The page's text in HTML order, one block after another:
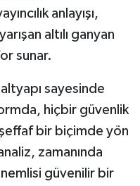
anlayışı,
altılı ganyan
sunar.
sayesinde
hiçbir güvenlik
şeffaf bir biçimde yön
zamanında
güvenilir bir